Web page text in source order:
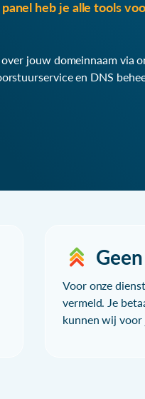
heb je alle tools
jouw domeinnaam via
en DNS
Voor onze
vermeld. Je
kunnen wij voor